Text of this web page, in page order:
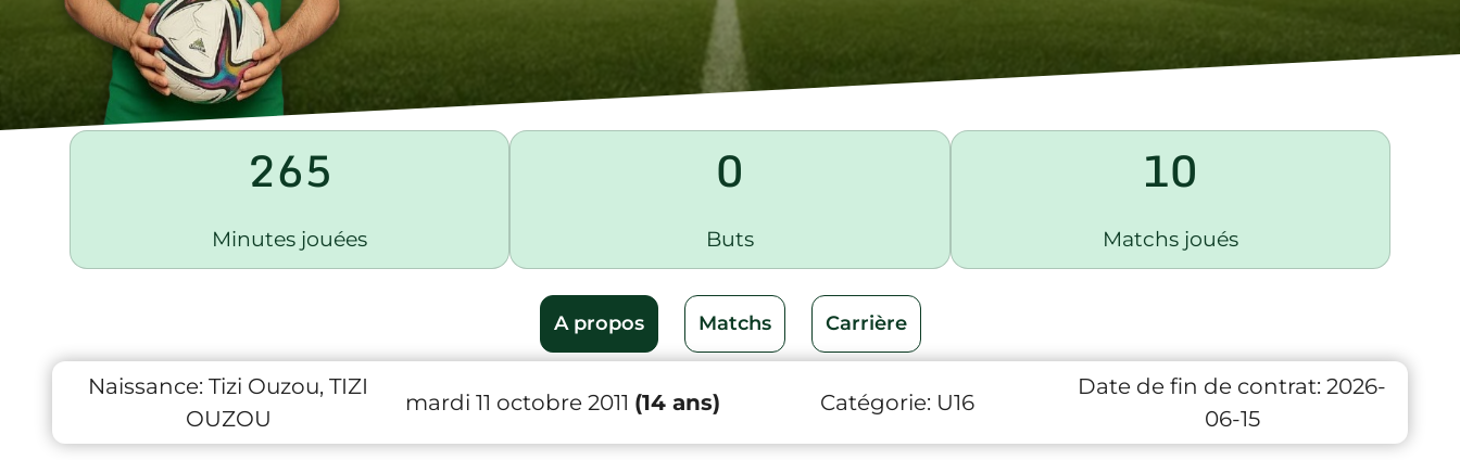
265
Minutes jouées
0
Buts
10
Matchs joués
A propos Matchs Carrière
Naissance: Tizi Ouzou, TIZI
OUZOU
mardi 11 octobre 2011 (14 ans) Catégorie: U16
Date de fin de contrat: 2026-
06-15